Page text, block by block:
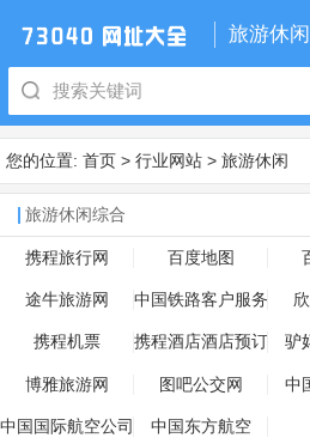
旅游休闲
您的位置: 首页 > 行业网站 > 旅游休闲
旅游休闲综合
携程旅行网 百度地图
途牛旅游网 中国铁路客户服务
中心
携程机票 携程酒店酒店预订 驴
博雅旅游网 图吧公交网 中
中国国际航空公司 中国东方航空